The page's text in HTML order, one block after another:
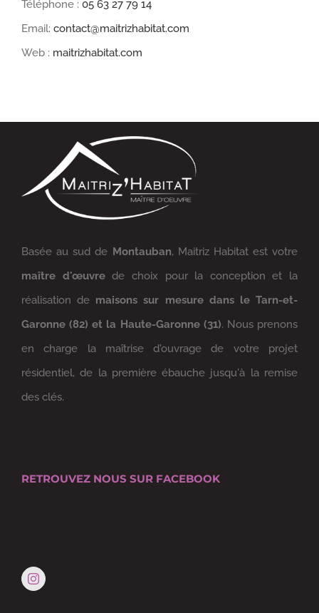
Téléphone : 05 63 27 79 14
Email: contact@maitrizhabitat.com
Web : maitrizhabitat.com
Basée au sud de Montauban, Maitriz Habitat est votre
maître d'œuvrede choix pour la conception et la
réalisation de maisons sur mesure dans le Tarn-et-
Garonne (82) et la Haute-Garonne (31). Nous prenons
en charge la maîtrise d'ouvrage de votre projet
résidentiel, de la première ébauche jusqu'à la remise
des clés.
RETROUVEZ NOUS SUR FACEBOOK